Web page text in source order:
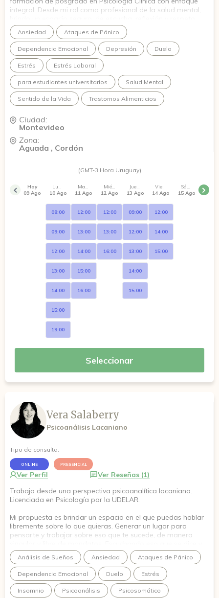
integral. Desde mi rol como profesional de la salud mental,
donde puedas expresarte con libertad. Si estás pensando en
empezar terapia, te invito a transitar este camino juntos/as
¡te espero!
Ansiedad Ataques de Pánico
Dependencia Emocional Depresión Duelo
Estrés Estrés Laboral
para estudiantes universitarios Salud Mental
Sentido de la Vida Trastornos Alimenticios
Ciudad:
Montevideo
Zona:
Aguada , Cordón
(GMT-3 Hora Uruguay)
Hoy
09 Ago
Lunes
10 Ago
08:00
09:00
12:00
13:00
14:00
15:00
19:00
Martes
11 Ago
12:00
13:00
14:00
15:00
16:00
Miércoles
12 Ago
12:00
13:00
16:00
Jueves
13 Ago
09:00
12:00
13:00
14:00
15:00
Viernes
14 Ago
12:00
14:00
15:00
Sábado
15 Ago
Seleccionar
Vera Salaberry
Psicoanálisis Lacaniano
Tipo de consulta:
ONLINE PRESENCIAL
Ver Perfil
Ver Reseñas (1)
Trabajo desde una perspectiva psicoanalítica lacaniana.
Licenciada en Psicología por la UDELAR.
Mi propuesta es brindar un espacio en el que puedas hablar
libremente sobre lo que quieras. Generar un lugar para
pensarte y trabajar sobre eso que te sucede, de manera
responder a los efectos que eso tiene. Una invitación a hacer
algo distinto, para poder alcanzar una transformación
auténtica y duradera.
Análisis de Sueños Ansiedad Ataques de Pánico
Dependencia Emocional Duelo Estrés
Insomnio Psicoanálisis Psicosomático